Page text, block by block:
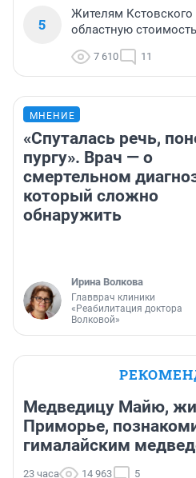
5
Жителям Кстовского
областную
7 610 11
МНЕНИЕ
«Спуталась речь,
пургу». Врач — о
смертельном
который сложно
обнаружить
Ирина Волкова
Главврач клиники
«Реабилитация доктора
Волковой»
Медведицу Майю,
Приморье,
гималайским
23 часа 14 963 5